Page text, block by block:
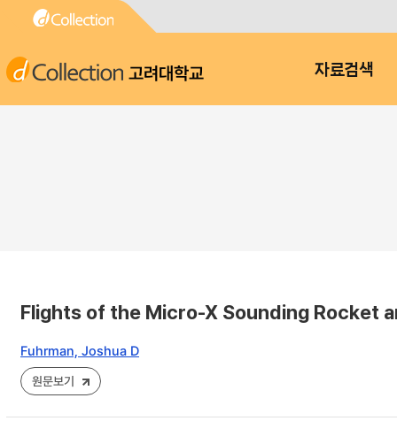
고려대학교 자료검색
Flights of the Micro-X Sounding Rocket
Fuhrman, Joshua D
원문보기